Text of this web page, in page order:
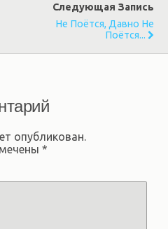
Следующая Запись
Не Поётся, Давно Не
Поётся...
опубликован.
*